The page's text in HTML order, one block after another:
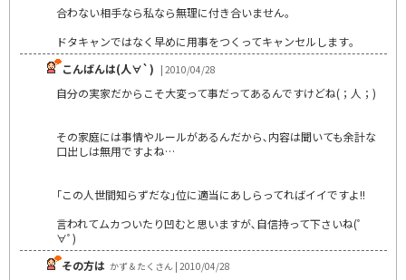
合わない相手なら私なら無理に付き合いません｡
ドタキャンではなく早めに用事をつくってキャンセルします｡
こんばんは(人∀`) | 2010/04/28
自分の実家だからこそ大変って事だってあるんですけどね(；人；)
その家庭には事情やルールがあるんだから､内容は聞いても余計な
口出しは無用ですよね…
｢この人世間知らずだな｣位に適当にあしらってればイイですよ!!
言われてムカついたり凹むと思いますが､自信持って下さいね(ﾟ
∀ﾟ)
その方は かず＆たくさん | 2010/04/28